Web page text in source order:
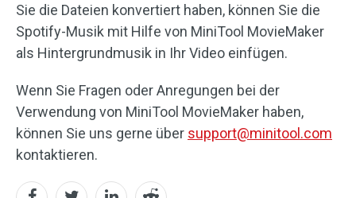
Sie die Dateien konvertiert haben, können Sie die
Spotify-Musik mit Hilfe von MiniTool MovieMaker
als Hintergrundmusik in Ihr Video einfügen.
Wenn Sie Fragen oder Anregungen bei der
Verwendung von MiniTool MovieMaker haben,
können Sie uns gerne über support@minitool.com
kontaktieren.